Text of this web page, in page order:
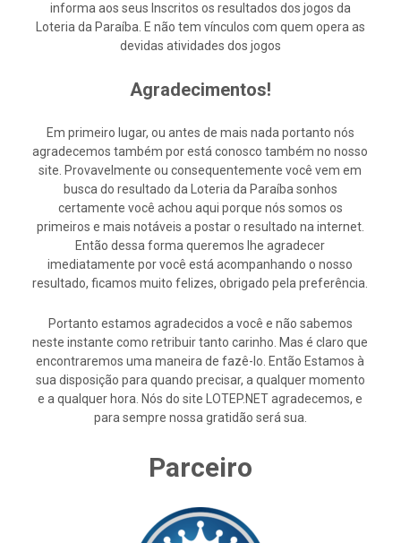
informa aos seus Inscritos os resultados dos jogos da
Loteria da Paraíba. E não tem vínculos com quem opera as
devidas atividades dos jogos
Agradecimentos!
Em primeiro lugar, ou antes de mais nada portanto nós
agradecemos também por está conosco também no nosso
site. Provavelmente ou consequentemente você vem em
busca do resultado da Loteria da Paraíba sonhos
certamente você achou aqui porque nós somos os
primeiros e mais notáveis a postar o resultado na internet.
Então dessa forma queremos lhe agradecer
imediatamente por você está acompanhando o nosso
resultado, ficamos muito felizes, obrigado pela preferência.
Portanto estamos agradecidos a você e não sabemos
neste instante como retribuir tanto carinho. Mas é claro que
encontraremos uma maneira de fazê-lo. Então Estamos à
sua disposição para quando precisar, a qualquer momento
e a qualquer hora. Nós do site LOTEP.NET agradecemos, e
para sempre nossa gratidão será sua.
Parceiro